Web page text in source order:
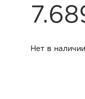
Нет в наличии